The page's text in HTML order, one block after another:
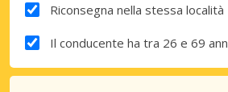
Riconsegna nella stessa località
Il conducente ha tra 26 e 69